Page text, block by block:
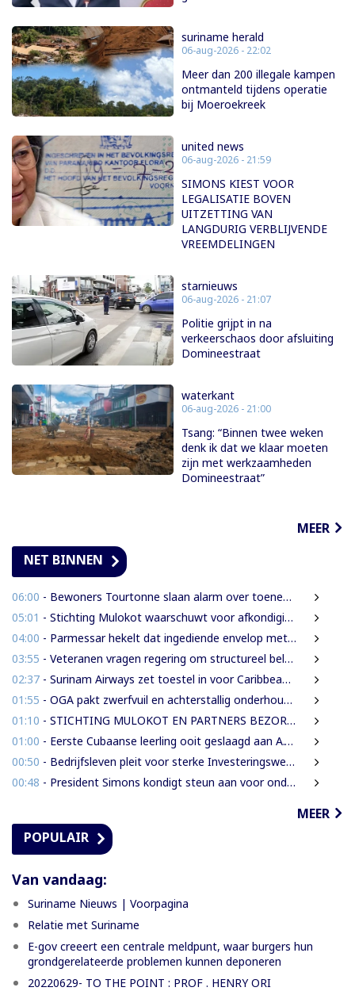
suriname herald
06-aug-2026 - 22:02
Meer dan 200 illegale kampen
ontmanteld tijdens operatie
bij Moeroekreek
united news
06-aug-2026 - 21:59
SIMONS KIEST VOOR
LEGALISATIE BOVEN
UITZETTING VAN
LANGDURIG VERBLIJVENDE
VREEMDELINGEN
starnieuws
06-aug-2026 - 21:07
Politie grijpt in na
verkeerschaos door afsluiting
Domineestraat
waterkant
06-aug-2026 - 21:00
Tsang: “Binnen twee weken
denk ik dat we klaar moeten
zijn met werkzaamheden
Domineestraat”
MEER
NET BINNEN
06:00 - Bewoners Tourtonne slaan alarm over toenemende prostitutie, drugshandel en overlast door vreemdelingen
05:01 - Stichting Mulokot waarschuwt voor afkondiging 5-kilometerstraalwet
04:00 - Parmessar hekelt dat ingediende envelop met vermogensinformatie van DNA-lid vermoedelijk is opengemaakt
03:55 - Veteranen vragen regering om structureel beleid en meer ondersteuning
02:37 - Surinam Airways zet toestel in voor Caribbean Premier League crickettoernooi
01:55 - OGA pakt zwerfvuil en achterstallig onderhoud gezamenlijk aan
01:10 - STICHTING MULOKOT EN PARTNERS BEZORGD OVER VOORGENOMEN AFKONDIGING 5-KILOMETER-STRAALWET
01:00 - Eerste Cubaanse leerling ooit geslaagd aan A.T. Calorschool
00:50 - Bedrijfsleven pleit voor sterke Investeringswet en onafhankelijke SITA
00:48 - President Simons kondigt steun aan voor onderzoek naar cultureel erfgoed
MEER
POPULAIR
Van vandaag:
Suriname Nieuws | Voorpagina
Relatie met Suriname
E-gov creeert een centrale meldpunt, waar burgers hun
grondgerelateerde problemen kunnen deponeren
20220629- TO THE POINT : PROF . HENRY ORI